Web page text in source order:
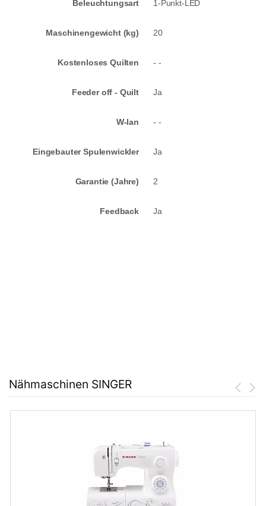
Beleuchtungsart 1-Punkt-LED
Maschinengewicht (kg) 20
Kostenloses Quilten - -
Feeder off - Quilt Ja
W-lan - -
Eingebauter Spulenwickler Ja
Garantie (Jahre) 2
Feedback Ja
Nähmaschinen SINGER